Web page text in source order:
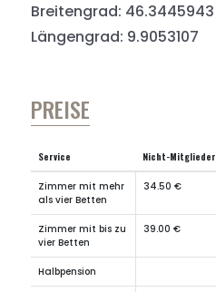
Breitengrad: 46.3445943
Längengrad: 9.9053107
PREISE
Service Nicht-Mitglieder
Zimmer mit mehr
als vier Betten
34.50 €
Zimmer mit bis zu
vier Betten
39.00 €
Halbpension